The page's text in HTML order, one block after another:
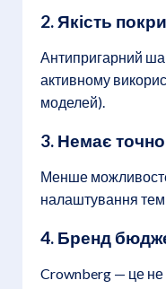
2. Якість
Антипригарний
активному
моделей).
3. Немає
Менше
налаштування
4. Бренд
Crownberg — це не